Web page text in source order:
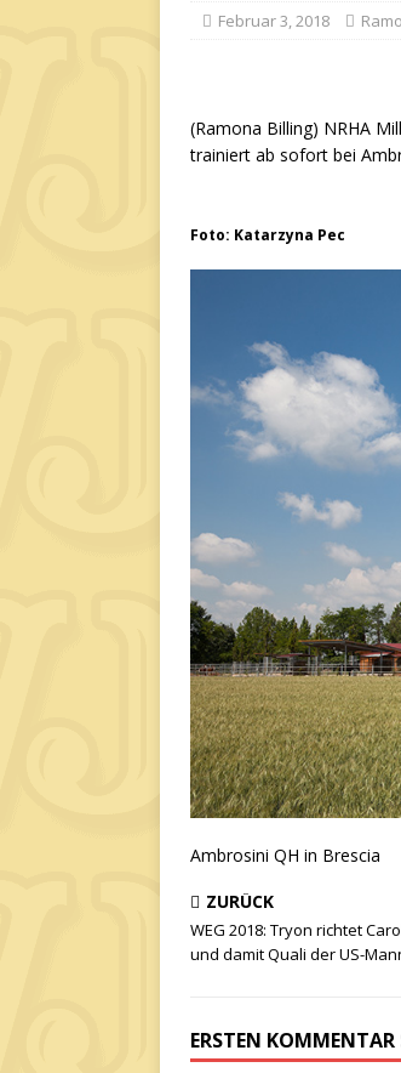
Februar 3, 2018
(Ramona Billing) NRHA
trainiert ab sofort bei
Foto: Katarzyna Pec
Ambrosini QH in Brescia
ZURÜCK
WEG 2018: Tryon richtet
und damit Quali der US-
ERSTEN KOMMENTAR